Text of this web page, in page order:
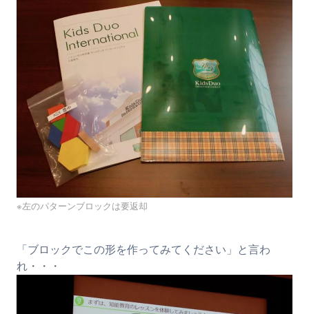
※左のパターンブロックは要返却
「ブロックでこの形を作ってみてください」と言わ
れ・・・